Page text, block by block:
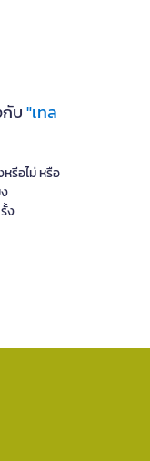
บ"เทล
รือไม่ หรือ
ง